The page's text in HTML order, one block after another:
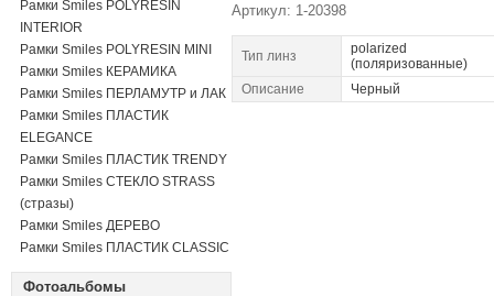
Рамки Smiles POLYRESIN
INTERIOR
Рамки Smiles POLYRESIN MINI
Рамки Smiles КЕРАМИКА
Рамки Smiles ПЕРЛАМУТР и ЛАК
Рамки Smiles ПЛАСТИК
ELEGANCE
Рамки Smiles ПЛАСТИК TRENDY
Рамки Smiles СТЕКЛО STRASS
(стразы)
Рамки Smiles ДЕРЕВО
Рамки Smiles ПЛАСТИК CLASSIC
Фотоальбомы
Артикул: 1-20398
Тип линз
polarized
(поляризованные)
Описание
Черный